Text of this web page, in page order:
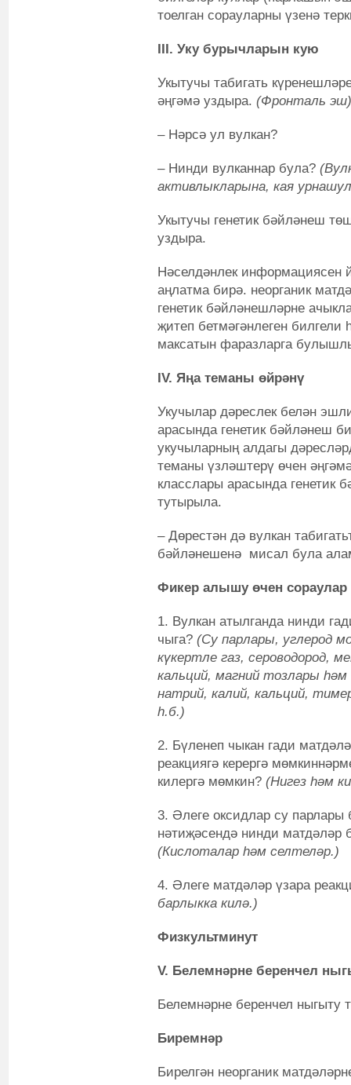
тоелган сорауларны үзенә
III. Уку бурычларын кую
Укытучы табигать
әңгәмә уздыра. (Фронталь эш)
– Нәрсә ул вулкан?
– Нинди вулканнар була?
активлыкларына, кая
Укытучы генетик бәйләнеш
уздыра.
Нәселдәнлек информациясен
аңлатма бирә. неорганик
генетик бәйләнешләрне
җитеп бетмәгәнлеген
максатын фаразларга
IV. Яңа теманы өйрәнү
Укучылар дәреслек белән
арасында генетик бәйләнеш
укучыларның алдагы
теманы үзләштерү өчен
класслары арасында генетик
тутырыла.
– Дөрестән дә вулкан
бәйләнешенә мисал була
Фикер алышу өчен сораулар
1. Вулкан атылганда нинди
чыга? (Су парлары, углерод
күкертле газ, сероводород,
кальций, магний тозлары
натрий, калий, кальций,
һ.б.)
2. Бүленеп чыкан гади
реакциягә керергә
килергә мөмкин? (Нигез һәм
3. Әлеге оксидлар су
нәтиҗәсендә нинди матдәләр
(Кислоталар һәм селтеләр.)
4. Әлеге матдәләр үзара
барлыкка килә.)
Физкультминут
V. Белемнәрне беренчел
Белемнәрне беренчел ныгыту
Биремнәр
Бирелгән неорганик